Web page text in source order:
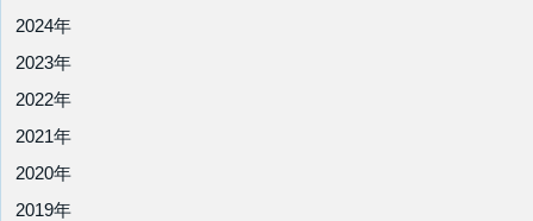
2024年
2023年
2022年
2021年
2020年
2019年